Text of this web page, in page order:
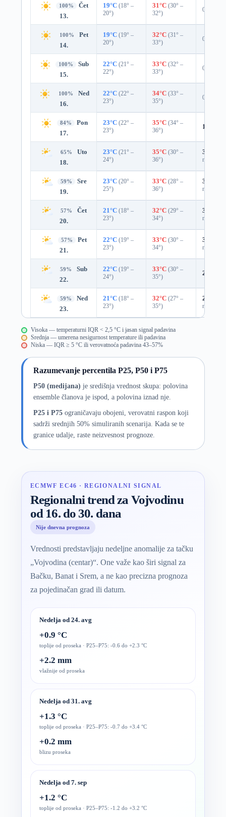
100%
Čet
13.
19°C (18° –
20°)
31°C (30° –
32°)
0%
100%
Pet
14.
19°C (19° –
20°)
32°C (31° –
33°)
0%
100%
Sub
15.
22°C (21° –
22°)
33°C (32° –
33°)
0%
100%
Ned
16.
22°C (22° –
23°)
34°C (33° –
35°)
0%
84%
Pon
17.
23°C (22° –
23°)
35°C (34° –
36°)
16%
65%
Uto
18.
23°C (21° –
24°)
35°C (30° –
36°)
33%
mm)
59%
Sre
19.
23°C (20° –
25°)
33°C (28° –
36°)
39%
mm)
57%
Čet
20.
21°C (18° –
23°)
32°C (29° –
34°)
39%
mm)
57%
Pet
21.
22°C (19° –
23°)
33°C (30° –
34°)
33%
mm)
59%
Sub
22.
22°C (19° –
24°)
33°C (30° –
35°)
24%
59%
Ned
23.
21°C (18° –
23°)
32°C (27° –
35°)
27%
mm)
Visoka — temperaturni IQR < 2,5 °C i jasan signal padavina
Srednja — umerena nesigurnost temperature ili padavina
Niska — IQR ≥ 5 °C ili verovatnoća padavina 43–57%
Razumevanje percentila P25, P50 i P75
P50 (medijana) je središnja vrednost skupa: polovina
ensemble članova je ispod, a polovina iznad nje.
P25 i P75ograničavaju obojeni, verovatni raspon koji
sadrži srednjih 50% simuliranih scenarija. Kada se te
granice udalje, raste neizvesnost prognoze.
ECMWF EC46 · REGIONALNI SIGNAL
Regionalni trend za Vojvodinu
od 16. do 30. dana
Nije dnevna prognoza
Vrednosti predstavljaju nedeljne anomalije za tačku
„Vojvodina (centar)“. One važe kao širi signal za
Bačku, Banat i Srem, a ne kao precizna prognoza
za pojedinačan grad ili datum.
Nedelja od 24. avg
+0.9 °C
toplije od proseka · P25–P75: -0.6 do +2.3 °C
+2.2 mm
vlažnije od proseka
Nedelja od 31. avg
+1.3 °C
toplije od proseka · P25–P75: -0.7 do +3.4 °C
+0.2 mm
blizu proseka
Nedelja od 7. sep
+1.2 °C
toplije od proseka · P25–P75: -1.2 do +3.2 °C